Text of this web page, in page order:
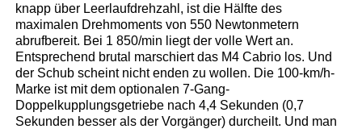
knapp über Leerlaufdrehzahl, ist die Hälfte des
maximalen Drehmoments von 550 Newtonmetern
abrufbereit. Bei 1 850/min liegt der volle Wert an.
Entsprechend brutal marschiert das M4 Cabrio los. Und
der Schub scheint nicht enden zu wollen. Die 100-km/h-
Marke ist mit dem optionalen 7-Gang-
Doppelkupplungsgetriebe nach 4,4 Sekunden (0,7
Sekunden besser als der Vorgänger) durcheilt. Und man